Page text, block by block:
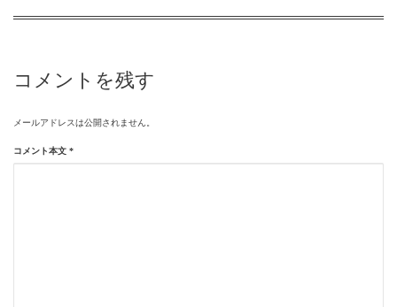
コメントを残す
メールアドレスは公開されません。
コメント本文 *